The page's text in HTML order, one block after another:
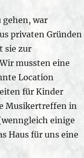
gehen, war
privaten Gründen
sie zur
mussten eine
Location
für Kinder
Musikertreffen in
einige
Haus für uns eine